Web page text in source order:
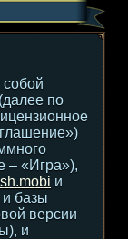
по
– «Игра»),
и
базы
версии
и